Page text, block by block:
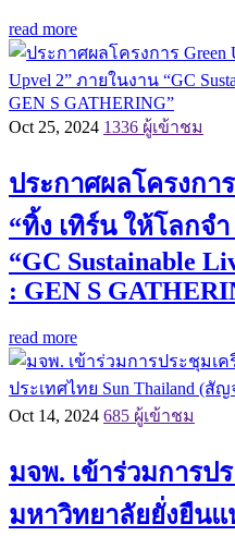
read more
Oct 25, 2024 1336 ผู้เข้าชม
ประกาศผลโครงกา
“ทิ้ง เทิร์น ให้โลกจ
“GC Sustainable
: GEN S
read more
Oct 14, 2024 685 ผู้เข้าชม
มจพ. เข้าร่วมการป
มหาวิทยาลัยยั่งยืนแ